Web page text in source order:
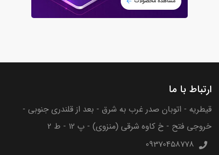
ارتباط با ما
قیطریه - اتوبان صدر غرب به شرق - بعد از قلندری جنوبی -
خروجی فتح - خ کاوه شرقی (منزوی) - پ 12 - ط 2
09370458778